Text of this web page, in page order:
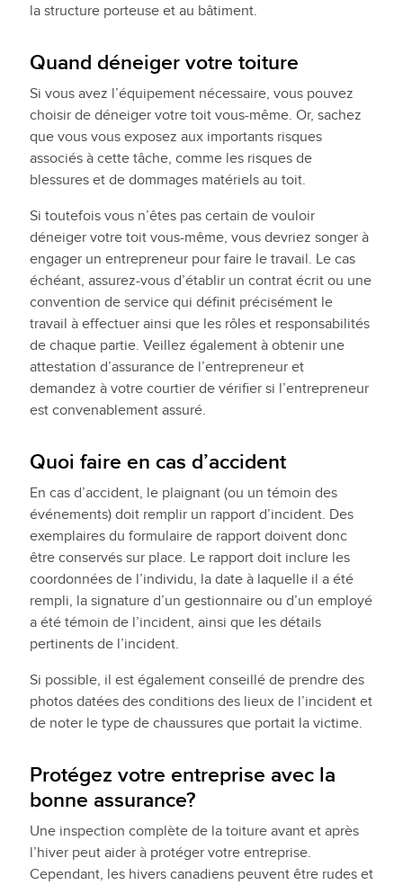
la structure porteuse et au bâtiment.
Quand déneiger votre toiture
Si vous avez l’équipement nécessaire, vous pouvez
choisir de déneiger votre toit vous-même. Or, sachez
que vous vous exposez aux importants risques
associés à cette tâche, comme les risques de
blessures et de dommages matériels au toit.
Si toutefois vous n’êtes pas certain de vouloir
déneiger votre toit vous-même, vous devriez songer à
engager un entrepreneur pour faire le travail. Le cas
échéant, assurez-vous d’établir un contrat écrit ou une
convention de service qui définit précisément le
travail à effectuer ainsi que les rôles et responsabilités
de chaque partie. Veillez également à obtenir une
attestation d’assurance de l’entrepreneur et
demandez à votre courtier de vérifier si l’entrepreneur
est convenablement assuré.
Quoi faire en cas d’accident
En cas d’accident, le plaignant (ou un témoin des
événements) doit remplir un rapport d’incident. Des
exemplaires du formulaire de rapport doivent donc
être conservés sur place. Le rapport doit inclure les
coordonnées de l’individu, la date à laquelle il a été
rempli, la signature d’un gestionnaire ou d’un employé
a été témoin de l’incident, ainsi que les détails
pertinents de l’incident.
Si possible, il est également conseillé de prendre des
photos datées des conditions des lieux de l’incident et
de noter le type de chaussures que portait la victime.
Protégez votre entreprise avec la
bonne assurance?
Une inspection complète de la toiture avant et après
l’hiver peut aider à protéger votre entreprise.
Cependant, les hivers canadiens peuvent être rudes et